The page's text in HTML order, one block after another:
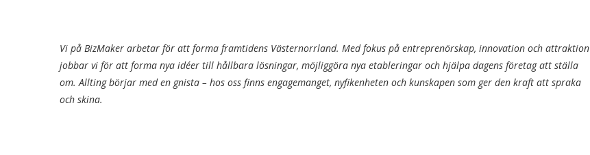
Vi på BizMaker arbetar för att forma framtidens Västernorrland. Med fokus på entreprenörskap, innovation och attraktion
jobbar vi för att forma nya idéer till hållbara lösningar, möjliggöra nya etableringar och hjälpa dagens företag att ställa
om. Allting börjar med en gnista – hos oss finns engagemanget, nyfikenheten och kunskapen som ger den kraft att spraka
och skina.